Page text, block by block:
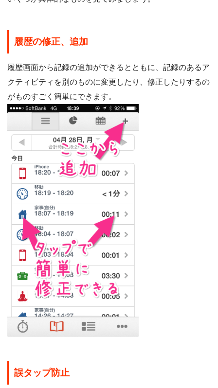
履歴の修正、追加
履歴画面から記録の追加ができるとともに、記録のあるア
クティビティを別のものに変更したり、修正したりするの
がものすごく簡単にできます。
誤タップ防止